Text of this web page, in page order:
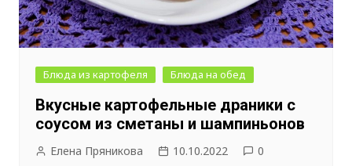
Блюда из картофеля Блюда на обед
Вкусные картофельные драники с
соусом из сметаны и шампиньонов
Елена Пряникова 10.10.2022 0